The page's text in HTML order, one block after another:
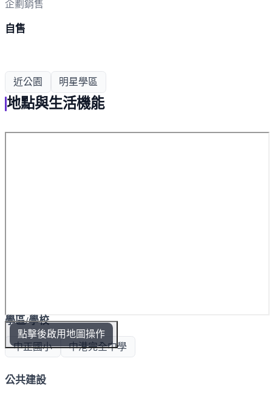
企劃銷售
自售
近公園 明星學區
地點與生活機能
點擊後啟用地圖操作
學區/學校
中正國小 中港完全中學
公共建設